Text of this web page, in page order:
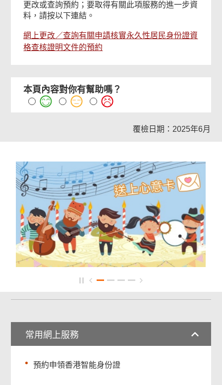
更改或查詢預約；要取得有關此項服務的進一步資
料，請按以下連結。
網上更改／查詢有關申請核實永久性居民身份證資
格查核證明文件的預約
本頁內容對你有幫助嗎？
覆檢日期：2025年6月
常用網上服務
預約申領香港智能身份證